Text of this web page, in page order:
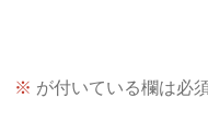
※ が付いている欄は必